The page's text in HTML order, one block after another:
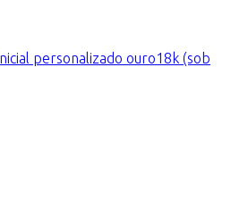
personalizado ouro18k (sob